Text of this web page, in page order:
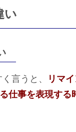
い
言うと、
リマ
仕事を表現す